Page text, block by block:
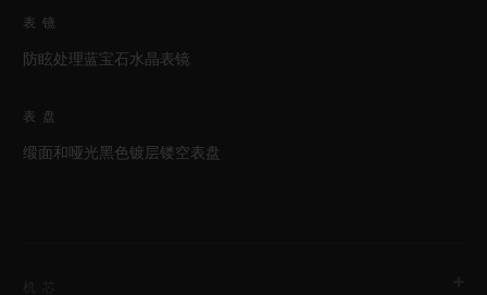
表镜
防眩处理蓝宝石水晶表镜
表盘
缎面和哑光黑色镀层镂空表盘